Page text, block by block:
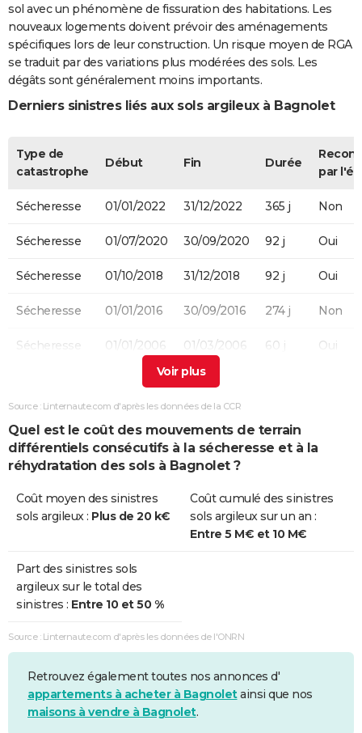
sol avec un phénomène de fissuration des habitations. Les
nouveaux logements doivent prévoir des aménagements
spécifiques lors de leur construction. Un risque moyen de RGA
se traduit par des variations plus modérées des sols. Les
dégâts sont généralement moins importants.
Derniers sinistres liés aux sols argileux à Bagnolet
Type de
catastrophe
Début Fin Durée
par
Sécheresse 01/01/2022 31/12/2022 365 j Non
Sécheresse 01/07/2020 30/09/2020 92 j Oui
Sécheresse 01/10/2018 31/12/2018 92 j Oui
Sécheresse 01/01/2016 30/09/2016 274 j Non
Sécheresse 01/01/2006 01/03/2006 60 j Oui
Source : Linternaute.com d'après les données de la CCR
Quel est le coût des mouvements de terrain
différentiels consécutifs à la sécheresse et à la
réhydratation des sols à Bagnolet ?
Coût moyen des sinistres
sols argileux : Plus de 20 k€
Coût cumulé des sinistres
sols argileux sur un an :
Entre 5 M€ et 10 M€
Part des sinistres sols
argileux sur le total des
sinistres : Entre 10 et 50 %
Source : Linternaute.com d'après les données de l'ONRN
Retrouvez également toutes nos annonces d'
appartements à acheter à Bagnoletainsi que nos
maisons à vendre à Bagnolet.